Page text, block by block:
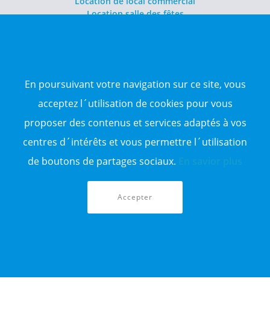
En poursuivant votre navigation sur ce site, vous
acceptez l´utilisation de cookies pour vous
proposer des contenus et services adaptés à vos
centres d´intérêts et vous permettre l´utilisation
de boutons de partages sociaux.
Accepter
Location salle des fêtes
Vente terrain
TOP WILAYA
Annonce à 16-Alger
Annonce à 06-Béjaïa
Annonce à 31-Oran
Annonce à 15-TiziOuzou